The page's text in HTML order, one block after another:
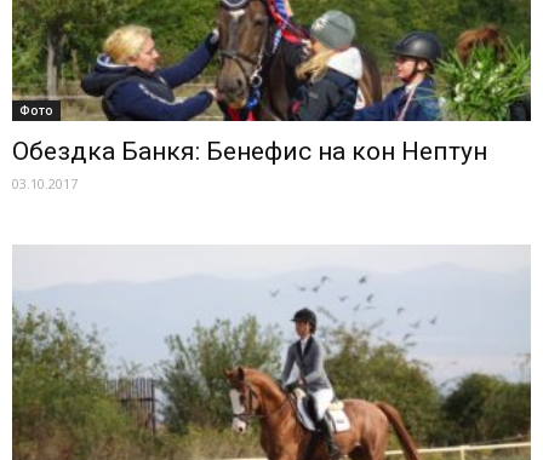
Фото
Обездка Банкя: Бенефис на кон Нептун
03.10.2017